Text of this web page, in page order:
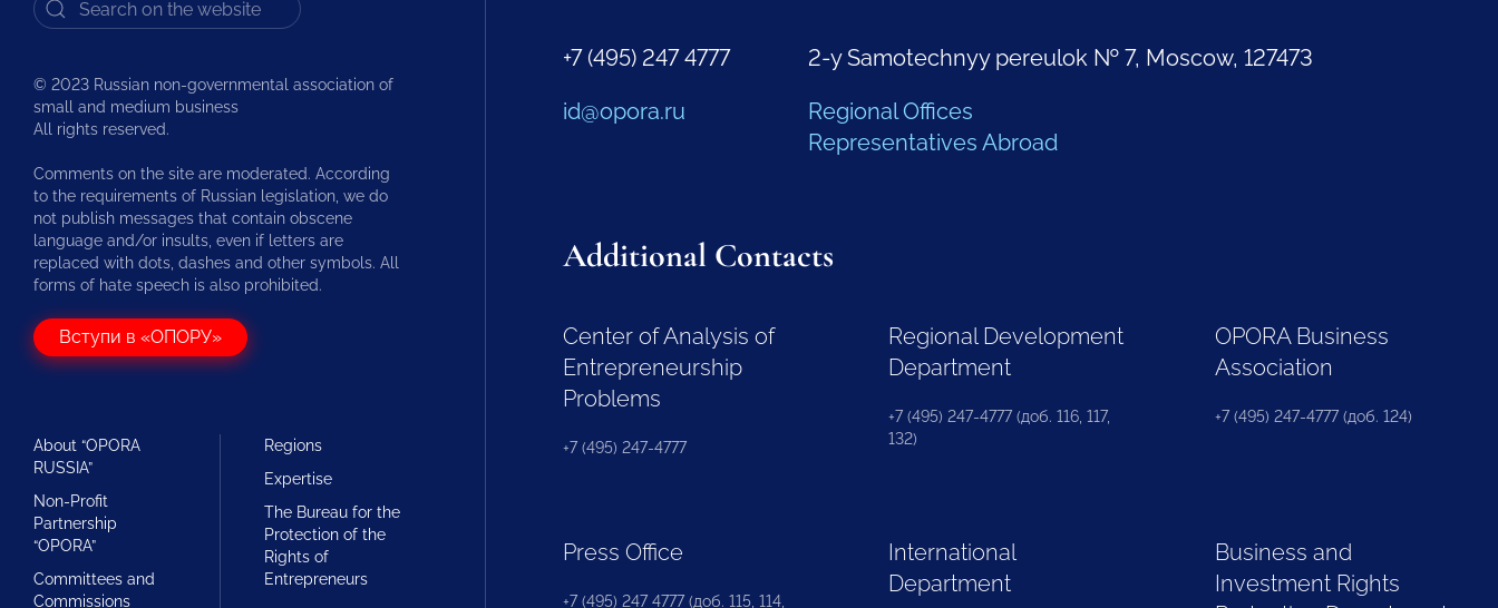
© 2023 Russian non-governmental association of
small and medium business
All rights reserved.
Comments on the site are moderated. According
to the requirements of Russian legislation, we do
not publish messages that contain obscene
language and/or insults, even if letters are
replaced with dots, dashes and other symbols. All
forms of hate speech is also prohibited.
Вступи в «ОПОРУ»
About “OPORA
RUSSIA”
Non-Profit
Partnership
“OPORA”
Committees and
Commissions
Regions
Expertise
The Bureau for the
Protection of the
Rights of
Entrepreneurs
+7 (495) 247 4777
id@opora.ru
2-y Samotechnyy pereulok № 7, Moscow, 127473
Regional Offices
Representatives Abroad
Additional Contacts
Center of Analysis of
Entrepreneurship
Problems
+7 (495) 247-4777
Regional Development
Department
+7 (495) 247-4777 (доб. 116, 117,
132)
OPORA Business
Association
+7 (495) 247-4777 (доб. 124)
Press Office
+7 (495) 247 4777 (доб. 115, 114,
International
Department
Business and
Investment Rights